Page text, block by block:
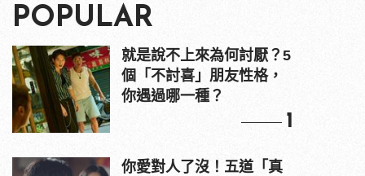
POPULAR
就是說不上來為何討厭？5
個「不討喜」朋友性格，
你遇過哪一種？
1
你愛對人了沒！五道「真